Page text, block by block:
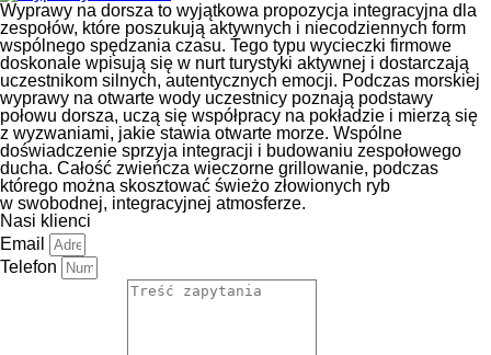
Wyprawy na dorsza to wyjątkowa propozycja integracyjna dla
zespołów, które poszukują aktywnych i niecodziennych form
wspólnego spędzania czasu. Tego typu wycieczki firmowe
doskonale wpisują się w nurt turystyki aktywnej i dostarczają
uczestnikom silnych, autentycznych emocji. Podczas morskiej
wyprawy na otwarte wody uczestnicy poznają podstawy
połowu dorsza, uczą się współpracy na pokładzie i mierzą się
z wyzwaniami, jakie stawia otwarte morze. Wspólne
doświadczenie sprzyja integracji i budowaniu zespołowego
ducha. Całość zwieńcza wieczorne grillowanie, podczas
którego można skosztować świeżo złowionych ryb
w swobodnej, integracyjnej atmosferze.
Nasi klienci
Email
Telefon